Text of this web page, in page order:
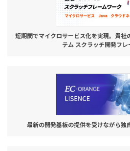
短期間でマイクロサービス化を実現。貴社
テム スクラッチ開発フレ
最新の開発基板の提供を受けながら独